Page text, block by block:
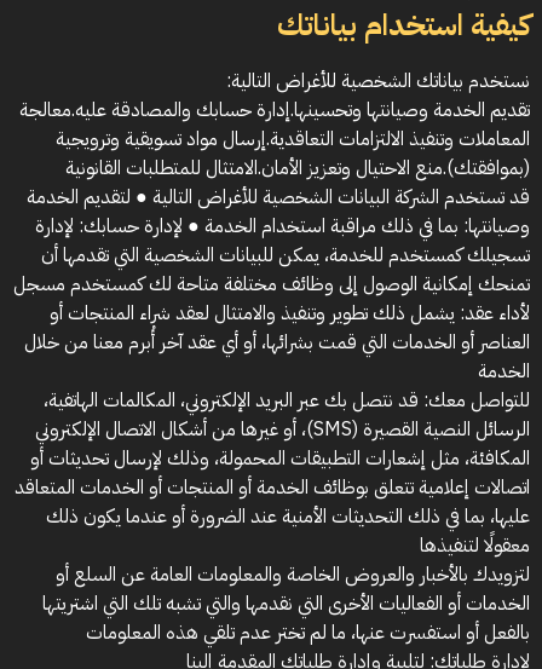
كيفية استخدام بياناتك
نستخدم بياناتك الشخصية للأغراض التالية:
تقديم الخدمة وصيانتها وتحسينها.إدارة حسابك والمصادقة عليه.معالجة
المعاملات وتنفيذ الالتزامات التعاقدية.إرسال مواد تسويقية وترويجية
(بموافقتك).منع الاحتيال وتعزيز الأمان.الامتثال للمتطلبات القانونية
قد تستخدم الشركة البيانات الشخصية للأغراض التالية ● لتقديم الخدمة
وصيانتها: بما في ذلك مراقبة استخدام الخدمة ● لإدارة حسابك: لإدارة
تسجيلك كمستخدم للخدمة، يمكن للبيانات الشخصية التي تقدمها أن
تمنحك إمكانية الوصول إلى وظائف مختلفة متاحة لك كمستخدم مسجل
لأداء عقد: يشمل ذلك تطوير وتنفيذ والامتثال لعقد شراء المنتجات أو
العناصر أو الخدمات التي قمت بشرائها، أو أي عقد آخر أُبرم معنا من خلال
الخدمة
للتواصل معك: قد نتصل بك عبر البريد الإلكتروني، المكالمات الهاتفية،
الرسائل النصية القصيرة (SMS)، أو غيرها من أشكال الاتصال الإلكتروني
المكافئة، مثل إشعارات التطبيقات المحمولة، وذلك لإرسال تحديثات أو
اتصالات إعلامية تتعلق بوظائف الخدمة أو المنتجات أو الخدمات المتعاقد
عليها، بما في ذلك التحديثات الأمنية عند الضرورة أو عندما يكون ذلك
معقولًا لتنفيذها
لتزويدك بالأخبار والعروض الخاصة والمعلومات العامة عن السلع أو
الخدمات أو الفعاليات الأخرى التي نقدمها والتي تشبه تلك التي اشتريتها
بالفعل أو استفسرت عنها، ما لم تختر عدم تلقي هذه المعلومات
لإدارة طلباتك: لتلبية وإدارة طلباتك المقدمة إلينا